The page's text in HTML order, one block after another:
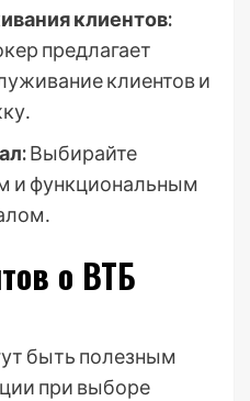
клиентов:
предлагает
клиентов и
Выбирайте
и функциональным
о ВТБ
быть полезным
при выборе